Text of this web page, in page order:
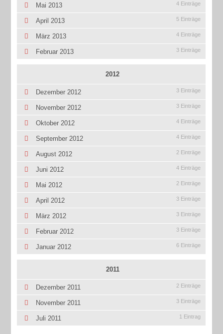
Mai 2013 4 Einträge
April 2013 5 Einträge
März 2013 4 Einträge
Februar 2013 3 Einträge
2012
Dezember 2012 3 Einträge
November 2012 3 Einträge
Oktober 2012 4 Einträge
September 2012 4 Einträge
August 2012 2 Einträge
Juni 2012 4 Einträge
Mai 2012 2 Einträge
April 2012 3 Einträge
März 2012 3 Einträge
Februar 2012 3 Einträge
Januar 2012 6 Einträge
2011
Dezember 2011 2 Einträge
November 2011 3 Einträge
Juli 2011 1 Eintrag